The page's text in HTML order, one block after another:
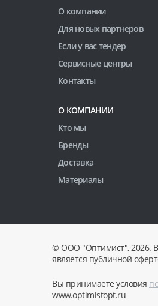
О компании
Для новых партнеров
Если у вас тендер
Сервисные центры
Контакты
О КОМПАНИИ
Кто мы
Бренды
Доставка
Материалы
© ООО "Оптимист", 2026.
является публичной
Вы принимаете условия
www.optimistopt.ru